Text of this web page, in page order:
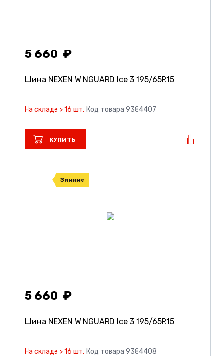
5 660
Шина NEXEN WINGUARD Ice 3 195/65R15
На складе > 16 шт. Код товара 9384407
КУПИТЬ
Зимние
5 660
Шина NEXEN WINGUARD Ice 3 195/65R15
На складе > 16 шт. Код товара 9384408